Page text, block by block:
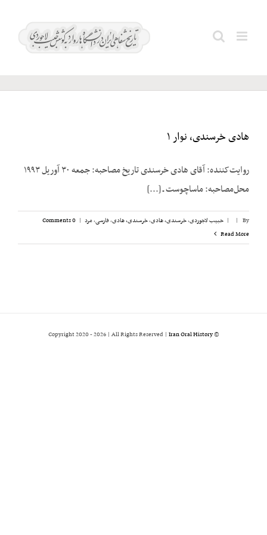
اعتصامی؛
هادی خرسندی، نوار ۱
روایت‌کننده: آقای هادی خرسندی تاریخ مصاحبه: جمعه ۳۰ آوریل ۱۹۹۳
محل‌مصاحبه: ماساچوست ـ [...]
By
|
| حبیب لاجوردی,خرسندی، هادی,خرسندی، هادی,فارسی,مرد |
0 Comments
Read More
© Copyright 2020 -
2026 | All Rights Reserved | Iran Oral History